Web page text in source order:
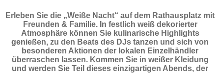
Erleben Sie die „Weiße Nacht“ auf dem Rathausplatz mit
Freunden & Familie. In festlich weiß dekorierter
Atmosphäre können Sie kulinarische Highlights
genießen, zu den Beats des DJs tanzen und sich von
besonderen Aktionen der lokalen Einzelhändler
überraschen lassen. Kommen Sie in weißer Kleidung
und werden Sie Teil dieses einzigartigen Abends, der